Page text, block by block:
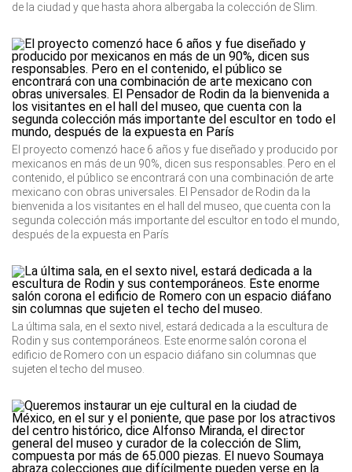
de la ciudad y que hasta ahora albergaba la colección de Slim.
El proyecto comenzó hace 6 años y fue diseñado y producido por
mexicanos en más de un 90%, dicen sus responsables. Pero en el
contenido, el público se encontrará con una combinación de arte
mexicano con obras universales. El Pensador de Rodin da la
bienvenida a los visitantes en el hall del museo, que cuenta con la
segunda colección más importante del escultor en todo el mundo,
después de la expuesta en París
La última sala, en el sexto nivel, estará dedicada a la escultura de
Rodin y sus contemporáneos. Este enorme salón corona el
edificio de Romero con un espacio diáfano sin columnas que
sujeten el techo del museo.